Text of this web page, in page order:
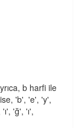
b harfi ile
ise, 'b', 'e', 'y',
'ğ', 'ı',